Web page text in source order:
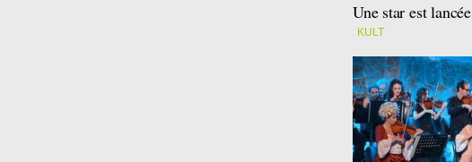
Une star est lancée
KULT